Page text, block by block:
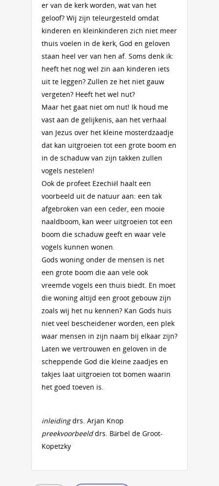
er van de kerk worden, wat van het
geloof? Wij zijn teleurgesteld omdat
kinderen en kleinkinderen zich niet meer
thuis voelen in de kerk, God en geloven
staan heel ver van hen af. Soms denk ik:
heeft het nog wel zin aan kinderen iets
uit te leggen? Zullen ze het niet gauw
vergeten? Heeft het wel nut?
Maar het gaat niet om nut! Ik houd me
vast aan de gelijkenis, aan het verhaal
van Jezus over het kleine mosterdzaadje
dat kan uitgroeien tot een grote boom en
in de schaduw van zijn takken zullen
vogels nestelen!
Ook de profeet Ezechiël haalt een
voorbeeld uit de natuur aan: een tak
afgebroken van een ceder, een mooie
naaldboom, kan weer uitgroeien tot een
boom die schaduw geeft en waar vele
vogels kunnen wonen.
Gods woning onder de mensen is net
een grote boom die aan vele ook
vreemde vogels een thuis biedt. En moet
die woning altijd een groot gebouw zijn
zoals wij het nu kennen? Kan Gods huis
niet veel bescheidener worden, een plek
waar mensen in zijn naam bij elkaar zijn?
Laten we vertrouwen en geloven in de
scheppende God die kleine zaadjes en
takjes laat uitgroeien tot bomen waarin
het goed toeven is.
inleidingdrs. Arjan Knop
preekvoorbeelddrs. Bärbel de Groot-
Kopetzky